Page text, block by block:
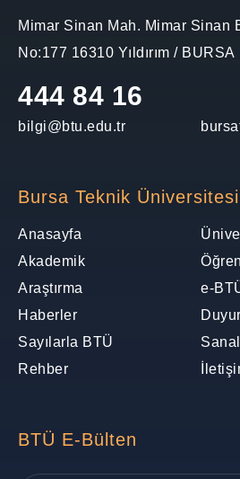
Mimar Sinan Mah. Mimar Sinan
No:177 16310 Yıldırım / BURSA
444 84 16
bilgi@btu.edu.tr
Bursa Teknik Üniversitesi
Anasayfa
Akademik
Araştırma
e-
Haberler
Sayılarla BTÜ
Rehber
BTÜ E-Bülten